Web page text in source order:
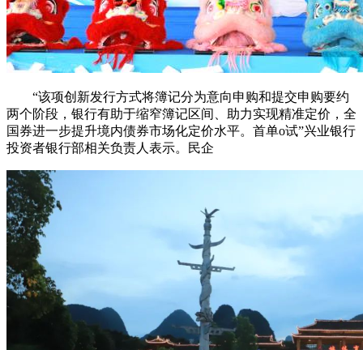
“该项创新发行方式将簿记分为意向申购和提交申购要约
两个阶段，银行有助于缩窄簿记区间、助力实现精准定价，全
国券进一步提升境内债券市场化定价水平。首单o试”兴业银行
投资者银行部相关负责人表示。民企